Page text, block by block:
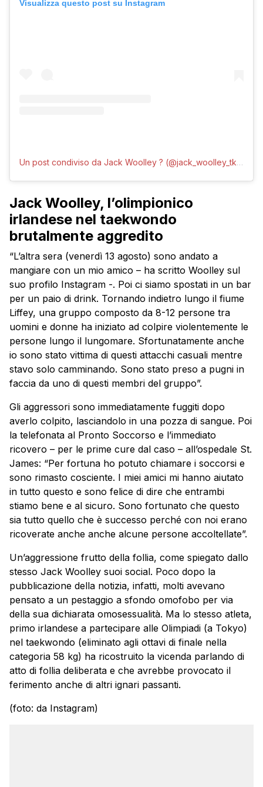
Visualizza questo post su Instagram
Un post condiviso da Jack Woolley ? (@jack_woolley_tkd)
Jack Woolley, l’olimpionico
irlandese nel taekwondo
brutalmente aggredito
“L’altra sera (venerdì 13 agosto) sono andato a
mangiare con un mio amico – ha scritto Woolley sul
suo profilo Instagram -. Poi ci siamo spostati in un bar
per un paio di drink. Tornando indietro lungo il fiume
Liffey, una gruppo composto da 8-12 persone tra
uomini e donne ha iniziato ad colpire violentemente le
persone lungo il lungomare. Sfortunatamente anche
io sono stato vittima di questi attacchi casuali mentre
stavo solo camminando. Sono stato preso a pugni in
faccia da uno di questi membri del gruppo”.
Gli aggressori sono immediatamente fuggiti dopo
averlo colpito, lasciandolo in una pozza di sangue. Poi
la telefonata al Pronto Soccorso e l’immediato
ricovero – per le prime cure dal caso – all’ospedale St.
James: “Per fortuna ho potuto chiamare i soccorsi e
sono rimasto cosciente. I miei amici mi hanno aiutato
in tutto questo e sono felice di dire che entrambi
stiamo bene e al sicuro. Sono fortunato che questo
sia tutto quello che è successo perché con noi erano
ricoverate anche anche alcune persone accoltellate”.
Un’aggressione frutto della follia, come spiegato dallo
stesso Jack Woolley suoi social. Poco dopo la
pubblicazione della notizia, infatti, molti avevano
pensato a un pestaggio a sfondo omofobo per via
della sua dichiarata omosessualità. Ma lo stesso atleta,
primo irlandese a partecipare alle Olimpiadi (a Tokyo)
nel taekwondo (eliminato agli ottavi di finale nella
categoria 58 kg) ha ricostruito la vicenda parlando di
atto di follia deliberata e che avrebbe provocato il
ferimento anche di altri ignari passanti.
(foto: da Instagram)